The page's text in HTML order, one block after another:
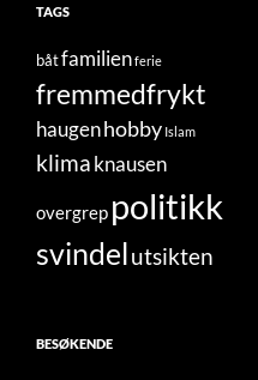
TAGS
båtfamilienferie
fremmedfrykt
haugenhobby Islam
klima knausen
overgrep politikk
svindelutsikten
BESØKENDE